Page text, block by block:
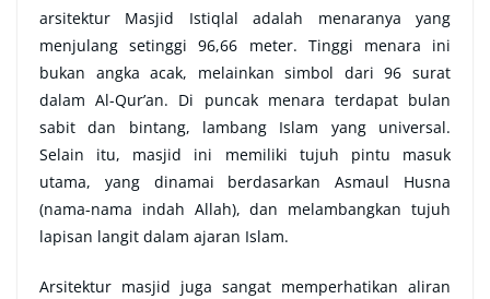
arsitektur Masjid Istiqlal adalah menaranya yang
menjulang setinggi 96,66 meter. Tinggi menara ini
bukan angka acak, melainkan simbol dari 96 surat
dalam Al-Qur’an. Di puncak menara terdapat bulan
sabit dan bintang, lambang Islam yang universal.
Selain itu, masjid ini memiliki tujuh pintu masuk
utama, yang dinamai berdasarkan Asmaul Husna
(nama-nama indah Allah), dan melambangkan tujuh
lapisan langit dalam ajaran Islam.
Arsitektur masjid juga sangat memperhatikan aliran